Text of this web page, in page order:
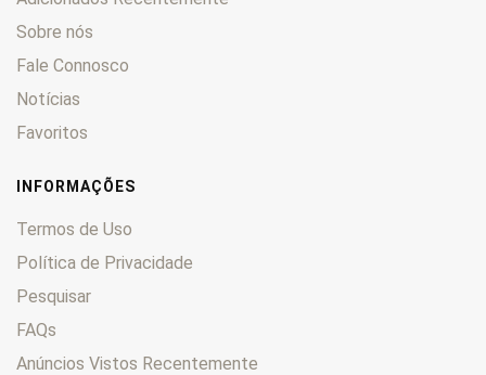
999 0
1000
1098 0
1198
1199 Panigale
Desert X 0
GT 0
Hypermotard 0
Hyperstrada
MH 0
Sobre nós
Fale Connosco
Notícias
Favoritos
INFORMAÇÕES
Termos de Uso
Política de Privacidade
Pesquisar
FAQs
Anúncios Vistos Recentemente